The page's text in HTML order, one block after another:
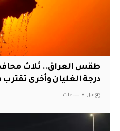
طقس العراق.. ثلاث
درجة الغليان وأخرى
قبل 8 ساعات